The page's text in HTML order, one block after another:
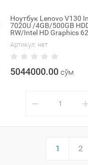
Ноутбук Lenovo V130
7020U /4GB/500GB
RW/Intel HD Graphics
Артикул: нет
5044000.00 сўм
− +
1 2